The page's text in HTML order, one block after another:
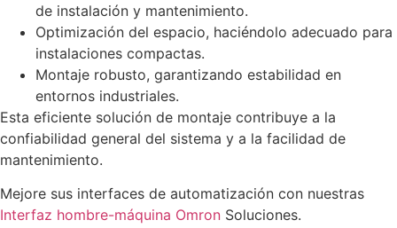
de instalación y mantenimiento.
Optimización del espacio, haciéndolo adecuado para
instalaciones compactas.
Montaje robusto, garantizando estabilidad en
entornos industriales.
Esta eficiente solución de montaje contribuye a la
confiabilidad general del sistema y a la facilidad de
mantenimiento.
Mejore sus interfaces de automatización con nuestras
Interfaz hombre-máquina Omron Soluciones.